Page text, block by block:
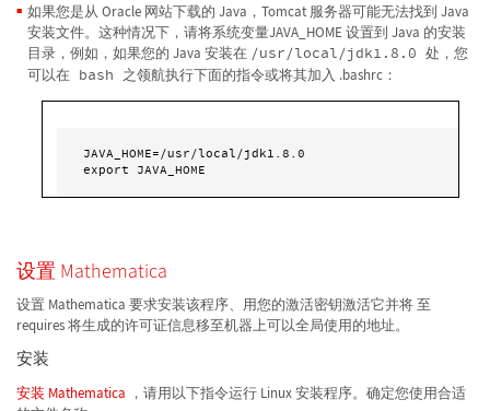
如果您是从 Oracle 网站下载的 Java，Tomcat 服务器可能无法找到 Java
安装文件。这种情况下，请将系统变量JAVA_HOME 设置到 Java 的安装
目录，例如，如果您的 Java 安装在 /usr/local/jdk1.8.0 处，您
可以在 bash 之领航执行下面的指令或将其加入 .bashrc：
JAVA_HOME=/usr/local/jdk1.8.0
export JAVA_HOME
设置 Mathematica
设置 Mathematica 要求安装该程序、用您的激活密钥激活它并将 至
requires 将生成的许可证信息移至机器上可以全局使用的地址。
安装
安装 Mathematica ，请用以下指令运行 Linux 安装程序。确定您使用合适